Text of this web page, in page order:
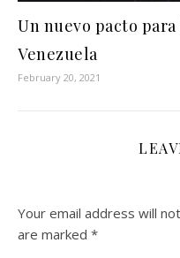
Un nuevo pacto
Venezuela
February 20, 2021
Your email address will
are marked *